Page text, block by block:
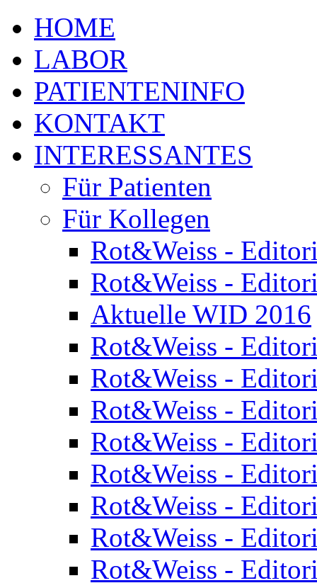
HOME
LABOR
PATIENTENINFO
KONTAKT
INTERESSANTES
Für Patienten
Für Kollegen
Rot&Weiss -
Rot&Weiss -
Aktuelle WID 2016
Rot&Weiss -
Rot&Weiss -
Rot&Weiss -
Rot&Weiss -
Rot&Weiss -
Rot&Weiss -
Rot&Weiss -
Rot&Weiss -